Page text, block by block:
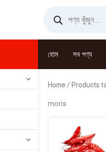
search
হোম সব পণ্য
Home / Products
moris